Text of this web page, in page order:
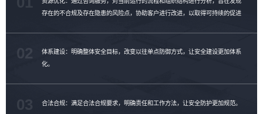
存在的不合规及存在隐患的风险点，协助客户进行改进，以取得可持续的促进
体系建设：明确整体安全目标，改变以往单点防御方式，让安全建设更加体系
化。
02
合法合规：满足合法合规要求，明确责任和工作方法，让安全防护更加规范。
03